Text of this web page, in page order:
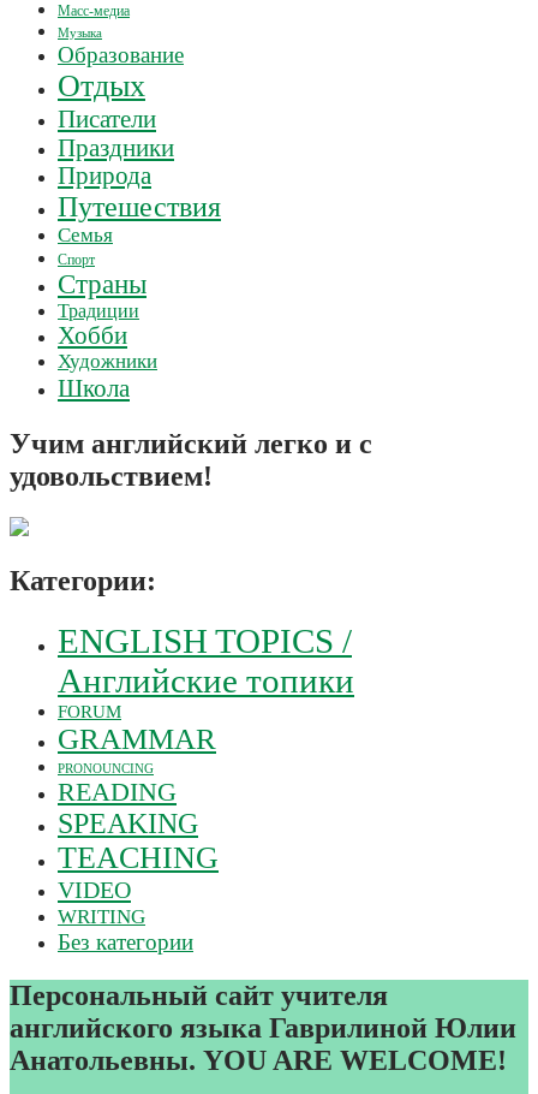
Масс-медиа
Музыка
Образование
Отдых
Писатели
Праздники
Природа
Путешествия
Семья
Спорт
Страны
Традиции
Хобби
Художники
Школа
Учим английский легко и с
удовольствием!
Категории:
ENGLISH TOPICS /
Английские топики
FORUM
GRAMMAR
PRONOUNCING
READING
SPEAKING
TEACHING
VIDEO
WRITING
Без категории
Персональный сайт учителя
английского языка Гаврилиной Юлии
Анатольевны. YOU ARE WELCOME!